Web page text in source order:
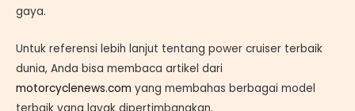
gaya.
Untuk referensi lebih lanjut tentang power cruiser terbaik
dunia, Anda bisa membaca artikel dari
motorcyclenews.com yang membahas berbagai model
terbaik yang layak dipertimbangkan.